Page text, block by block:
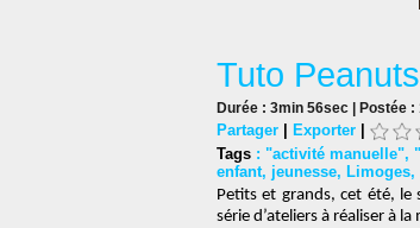
Tuto
Durée : 3min 56sec | Postée :
Partager | Exporter |
Tags : "activité manuelle",
enfant, jeunesse, Limoges,
Petits et grands, cet été, le
série d’ateliers à réaliser à la